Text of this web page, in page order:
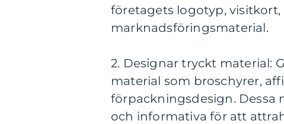
företagets logotyp,
marknadsföringsmaterial.
2. Designar tryckt material:
material som broschyrer,
förpackningsdesign. Dessa
och informativa för att